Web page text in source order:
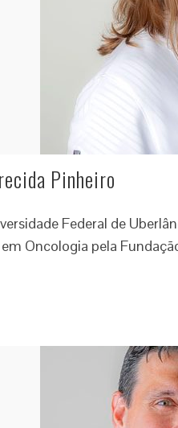
Pinheiro
Federal de
Oncologia pela